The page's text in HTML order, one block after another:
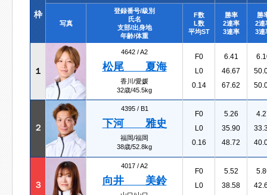
枠
写真
登録番号/級別
氏名
支部/出身地
年齢/体重
F数
L数
平均ST
勝率
2連率
3連率
勝
2連
3連
１
4642 /A2
松尾 夏海
香川/愛媛
32歳/45.5kg
F0
L0
0.14
6.41
46.67
67.62
２
4395 / B1
下河 雅史
福岡/福岡
38歳/52.8kg
F0
L0
0.16
5.26
35.90
48.72
３
4017 /A2
向井 美鈴
F0
L0
5.52
38.58